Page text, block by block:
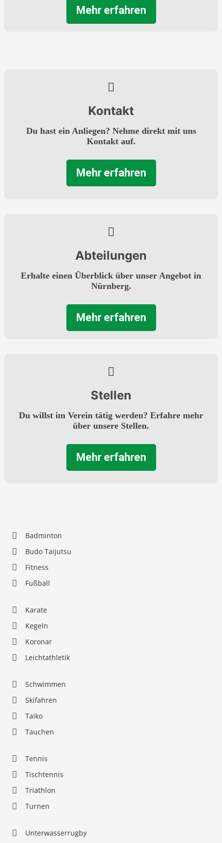
Mehr erfahren
Kontakt
Du hast ein Anliegen? Nehme direkt mit uns
Kontakt auf.
Mehr erfahren
Abteilungen
Erhalte einen Überblick über unser Angebot in
Nürnberg.
Mehr erfahren
Stellen
Du willst im Verein tätig werden? Erfahre mehr
über unsere Stellen.
Mehr erfahren
Badminton
Budo Taijutsu
Fitness
Fußball
Karate
Kegeln
Koronar
Leichtathletik
Schwimmen
Skifahren
Taiko
Tauchen
Tennis
Tischtennis
Triathlon
Turnen
Unterwasserrugby